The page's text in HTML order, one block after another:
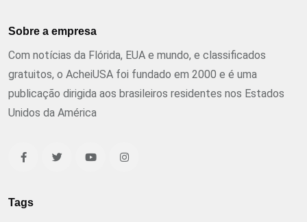
Sobre a empresa
Com notícias da Flórida, EUA e mundo, e classificados
gratuitos, o AcheiUSA foi fundado em 2000 e é uma
publicação dirigida aos brasileiros residentes nos Estados
Unidos da América
Tags